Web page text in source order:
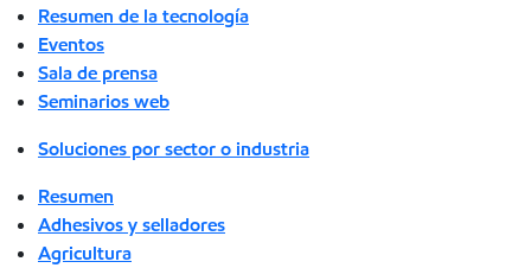
Resumen de la tecnología
Eventos
Sala de prensa
Seminarios web
Soluciones por sector o industria
Resumen
Adhesivos y selladores
Agricultura